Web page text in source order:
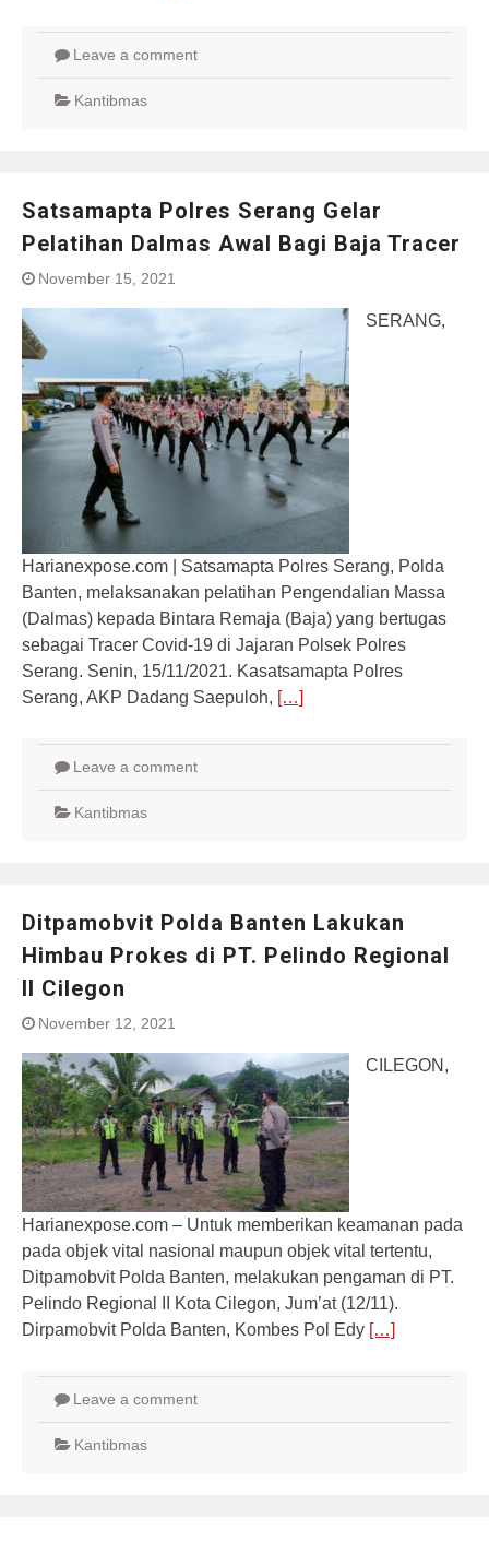
Leave a comment
Kantibmas
Satsamapta Polres Serang Gelar
Pelatihan Dalmas Awal Bagi Baja Tracer
November 15, 2021
SERANG,
Harianexpose.com | Satsamapta Polres Serang, Polda
Banten, melaksanakan pelatihan Pengendalian Massa
(Dalmas) kepada Bintara Remaja (Baja) yang bertugas
sebagai Tracer Covid-19 di Jajaran Polsek Polres
Serang. Senin, 15/11/2021. Kasatsamapta Polres
Serang, AKP Dadang Saepuloh, […]
Leave a comment
Kantibmas
Ditpamobvit Polda Banten Lakukan
Himbau Prokes di PT. Pelindo Regional
II Cilegon
November 12, 2021
CILEGON,
Harianexpose.com – Untuk memberikan keamanan pada
pada objek vital nasional maupun objek vital tertentu,
Ditpamobvit Polda Banten, melakukan pengaman di PT.
Pelindo Regional II Kota Cilegon, Jum’at (12/11).
Dirpamobvit Polda Banten, Kombes Pol Edy […]
Leave a comment
Kantibmas